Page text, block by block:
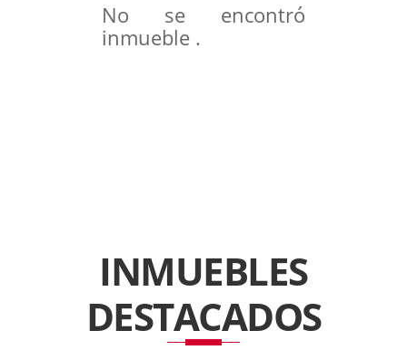
No se encontró
inmueble .
INMUEBLES
DESTACADOS